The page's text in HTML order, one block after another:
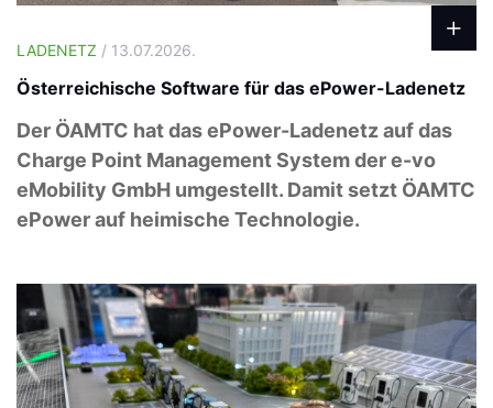
LADENETZ / 13.07.2026.
Österreichische Software für das ePower-Ladenetz
Der ÖAMTC hat das ePower-Ladenetz auf das
Charge Point Management System der e-vo
eMobility GmbH umgestellt. Damit setzt ÖAMTC
ePower auf heimische Technologie.